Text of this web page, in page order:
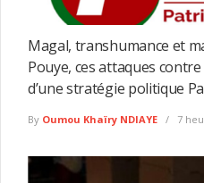
Magal, transhumance et
Pouye, ces attaques
d’une stratégie politique
By Oumou Khaïry NDIAYE 7